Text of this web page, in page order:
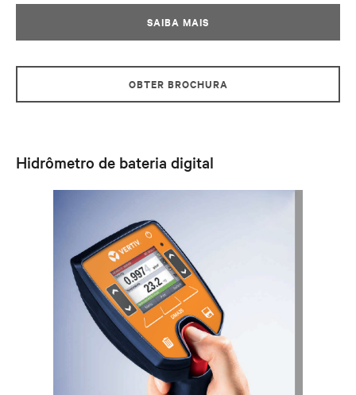
SAIBA MAIS
OBTER BROCHURA
Hidrômetro de bateria digital